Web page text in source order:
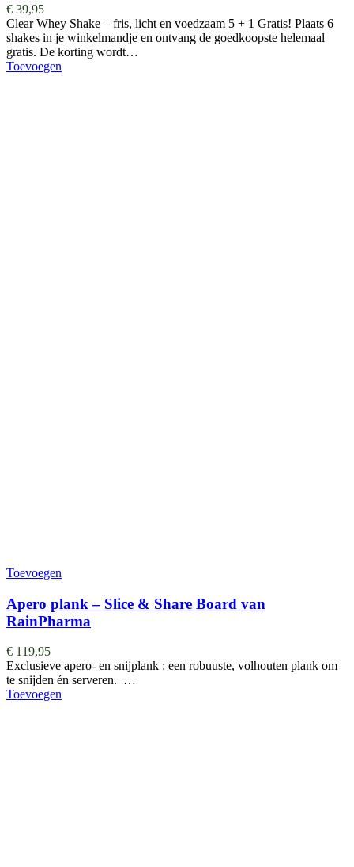
€ 39,95
Clear Whey Shake – fris, licht en voedzaam 5 + 1 Gratis! Plaats 6
shakes in je winkelmandje en ontvang de goedkoopste helemaal
gratis. De korting wordt…
Toevoegen
Toevoegen
Apero plank – Slice & Share Board van
RainPharma
€ 119,95
Exclusieve apero- en snijplank : een robuuste, volhouten plank om
te snijden én serveren. …
Toevoegen